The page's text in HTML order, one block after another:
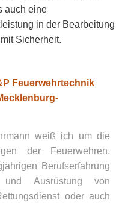
auch eine
in der Bearbeitung
Sicherheit.
Feuerwehrtechnik
weiß ich um die
der Feuerwehren.
Berufserfahrung
Ausrüstung von
oder auch